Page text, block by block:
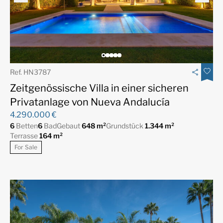
Ref. HN3787
Zeitgenössische Villa in einer sicheren
Privatanlage von Nueva Andalucía
4.290.000 €
6 Betten6 BadGebaut648 m²Grundstück 1.344 m²
Terrasse164 m²
For Sale